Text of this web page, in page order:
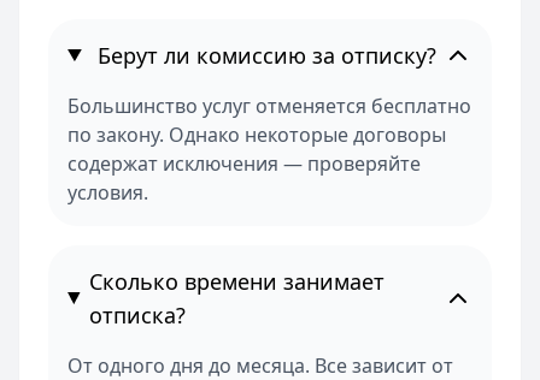
Берут ли комиссию за отписку?
Большинство услуг отменяется бесплатно
по закону. Однако некоторые договоры
содержат исключения — проверяйте
условия.
Сколько времени занимает
отписка?
От одного дня до месяца. Все зависит от